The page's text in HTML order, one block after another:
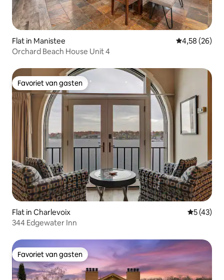
Flat in Manistee Gemiddelde
4,58 (26)
Orchard Beach House Unit 4
Favoriet van gasten
Favoriet van gasten
Flat in Charlevoix
5 (43)
344 Edgewater Inn
Favoriet van gasten
Favoriet van gasten